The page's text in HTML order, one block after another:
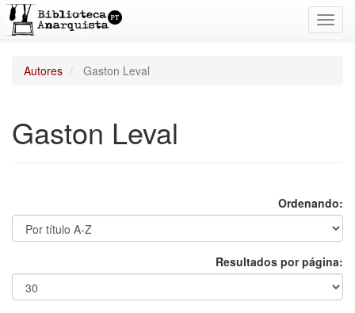
Autores Gaston Leval
Gaston Leval
Ordenando:
Resultados por página: